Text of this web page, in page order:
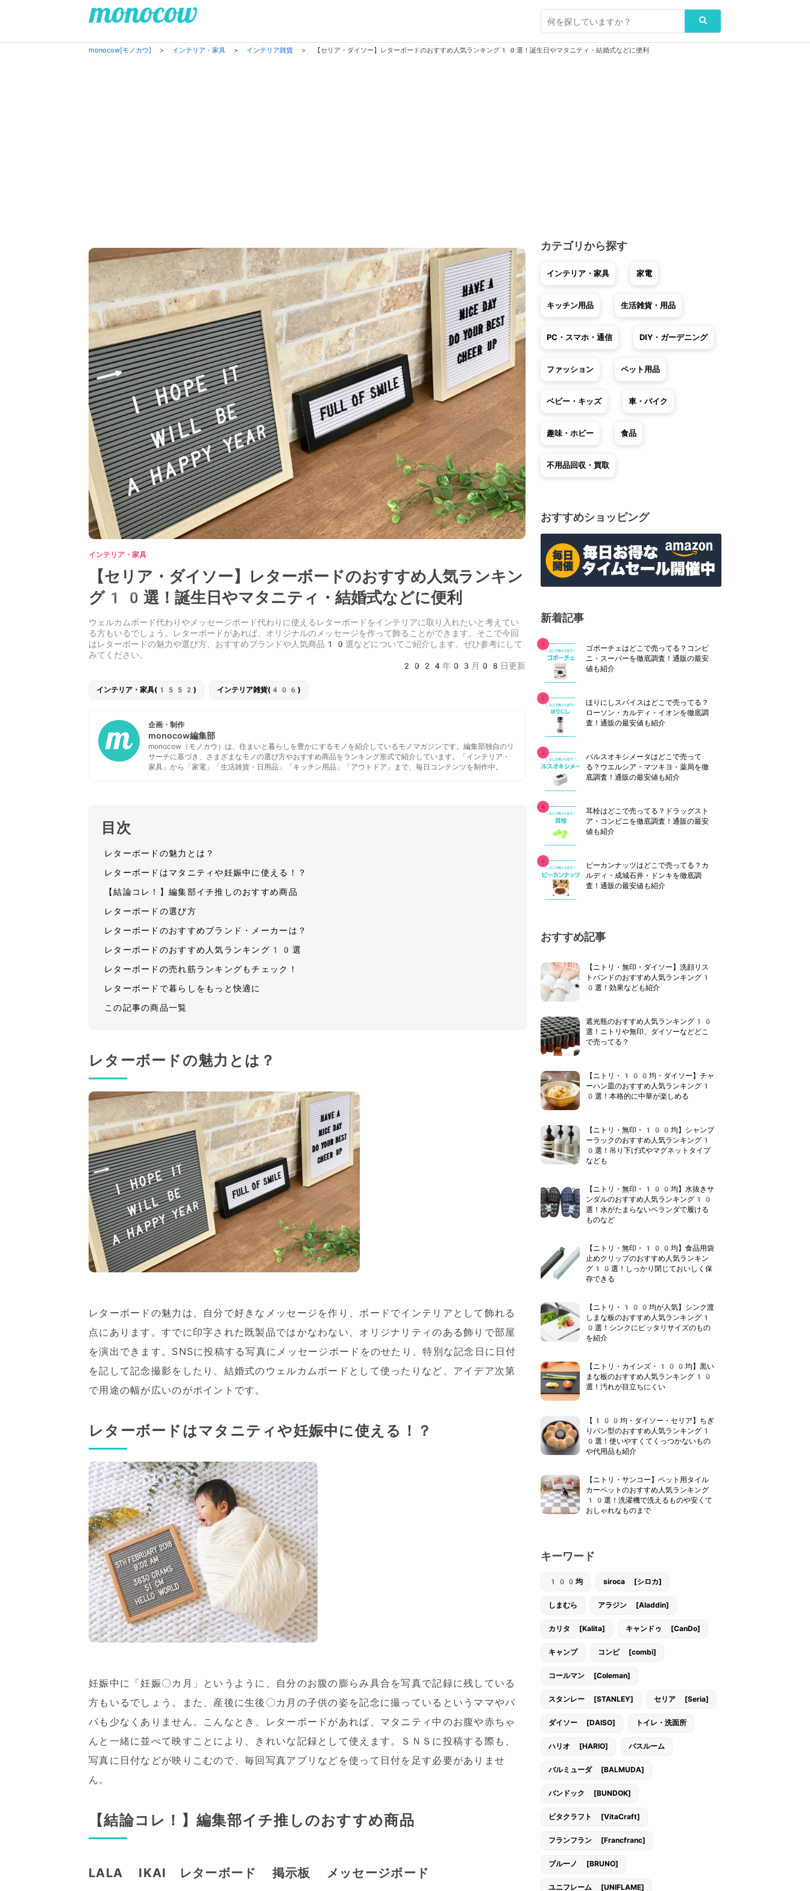
monocow[モノカウ] > インテリア・家具 > インテリア雑貨 > 【セリア・ダイソー】レターボードのおすすめ人気ランキング10選！誕生日やマタニティ・結婚式などに便利
インテリア・家具
【セリア・ダイソー】レターボードのおすすめ人気ランキン
グ10選！誕生日やマタニティ・結婚式などに便利
ウェルカムボード代わりやメッセージボード代わりに使えるレターボードをインテリアに取り入れたいと考えてい
る方もいるでしょう。レターボードがあれば、オリジナルのメッセージを作って飾ることができます。そこで今回
はレターボードの魅力や選び方、おすすめブランドや人気商品10選などについてご紹介します。ぜひ参考にして
みてください。
2024年03月08日更新
インテリア・家具(1552) インテリア雑貨(406)
企画・制作
monocow編集部
monocow（モノカウ）は、住まいと暮らしを豊かにするモノを紹介しているモノマガジンです。編集部独自のリ
サーチに基づき、さまざまなモノの選び方やおすすめ商品をランキング形式で紹介しています。「インテリア・
家具」から「家電」「生活雑貨・日用品」「キッチン用品」「アウトドア」まで、毎日コンテンツを制作中。
目次
レターボードの魅力とは？
レターボードはマタニティや妊娠中に使える！？
【結論コレ！】編集部イチ推しのおすすめ商品
レターボードの選び方
レターボードのおすすめブランド・メーカーは？
レターボードのおすすめ人気ランキング10選
レターボードの売れ筋ランキングもチェック！
レターボードで暮らしをもっと快適に
この記事の商品一覧
レターボードの魅力とは？
レターボードの魅力は、自分で好きなメッセージを作り、ボードでインテリアとして飾れる
点にあります。すでに印字された既製品ではかなわない、オリジナリティのある飾りで部屋
を演出できます。SNSに投稿する写真にメッセージボードをのせたり、特別な記念日に日付
を記して記念撮影をしたり、結婚式のウェルカムボードとして使ったりなど、アイデア次第
で用途の幅が広いのがポイントです。
レターボードはマタニティや妊娠中に使える！？
妊娠中に「妊娠〇カ月」というように、自分のお腹の膨らみ具合を写真で記録に残している
方もいるでしょう。また、産後に生後〇カ月の子供の姿を記念に撮っているというママやパ
パも少なくありません。こんなとき、レターボードがあれば、マタニティ中のお腹や赤ちゃ
んと一緒に並べて映すことにより、きれいな記録として使えます。ＳＮＳに投稿する際も、
写真に日付などが映りこむので、毎回写真アプリなどを使って日付を足す必要がありませ
ん。
【結論コレ！】編集部イチ推しのおすすめ商品
LALA IKAI レターボード 掲示板 メッセージボード
カテゴリから探す
インテリア・家具 家電
キッチン用品 生活雑貨・用品
PC・スマホ・通信 DIY・ガーデニング
ファッション ペット用品
ベビー・キッズ 車・バイク
趣味・ホビー 食品
不用品回収・買取
おすすめショッピング
新着記事
ゴボーチェはどこで売ってる？コンビ
ニ・スーパーを徹底調査！通販の最安
値も紹介
ほりにしスパイスはどこで売ってる？
ローソン・カルディ・イオンを徹底調
査！通販の最安値も紹介
パルスオキシメータはどこで売って
る？ウエルシア・マツキヨ・薬局を徹
底調査！通販の最安値も紹介
耳栓はどこで売ってる？ドラッグスト
ア・コンビニを徹底調査！通販の最安
値も紹介
ピーカンナッツはどこで売ってる？カ
ルディ・成城石井・ドンキを徹底調
査！通販の最安値も紹介
おすすめ記事
【ニトリ・無印・ダイソー】洗顔リス
トバンドのおすすめ人気ランキング1
0選！効果なども紹介
遮光瓶のおすすめ人気ランキング10
選！ニトリや無印、ダイソーなどどこ
で売ってる？
【ニトリ・100均・ダイソー】チャ
ーハン皿のおすすめ人気ランキング1
0選！本格的に中華が楽しめる
【ニトリ・無印・100均】シャンプ
ーラックのおすすめ人気ランキング1
0選！吊り下げ式やマグネットタイプ
なども
【ニトリ・無印・100均】水抜きサ
ンダルのおすすめ人気ランキング10
選！水がたまらないベランダで履ける
ものなど
【ニトリ・無印・100均】食品用袋
止めクリップのおすすめ人気ランキン
グ10選！しっかり閉じておいしく保
存できる
【ニトリ・100均が人気】シンク渡
しまな板のおすすめ人気ランキング1
0選！シンクにピッタリサイズのもの
を紹介
【ニトリ・カインズ・100均】黒い
まな板のおすすめ人気ランキング10
選！汚れが目立ちにくい
【100均・ダイソー・セリア】ちぎ
りパン型のおすすめ人気ランキング1
0選！使いやすくてくっつかないもの
や代用品も紹介
【ニトリ・サンコー】ペット用タイル
カーペットのおすすめ人気ランキング
10選！洗濯機で洗えるものや安くて
おしゃれなものまで
キーワード
100均 siroca [シロカ]
しまむら アラジン [Aladdin]
カリタ [Kalita] キャンドゥ [CanDo]
キャンプ コンビ [combi]
コールマン [Coleman]
スタンレー [STANLEY] セリア [Seria]
ダイソー [DAISO] トイレ・洗面所
ハリオ [HARIO] バスルーム
バルミューダ [BALMUDA]
バンドック [BUNDOK]
ビタクラフト [VitaCraft]
フランフラン [Francfranc]
ブルーノ [BRUNO]
ユニフレーム [UNIFLAME]